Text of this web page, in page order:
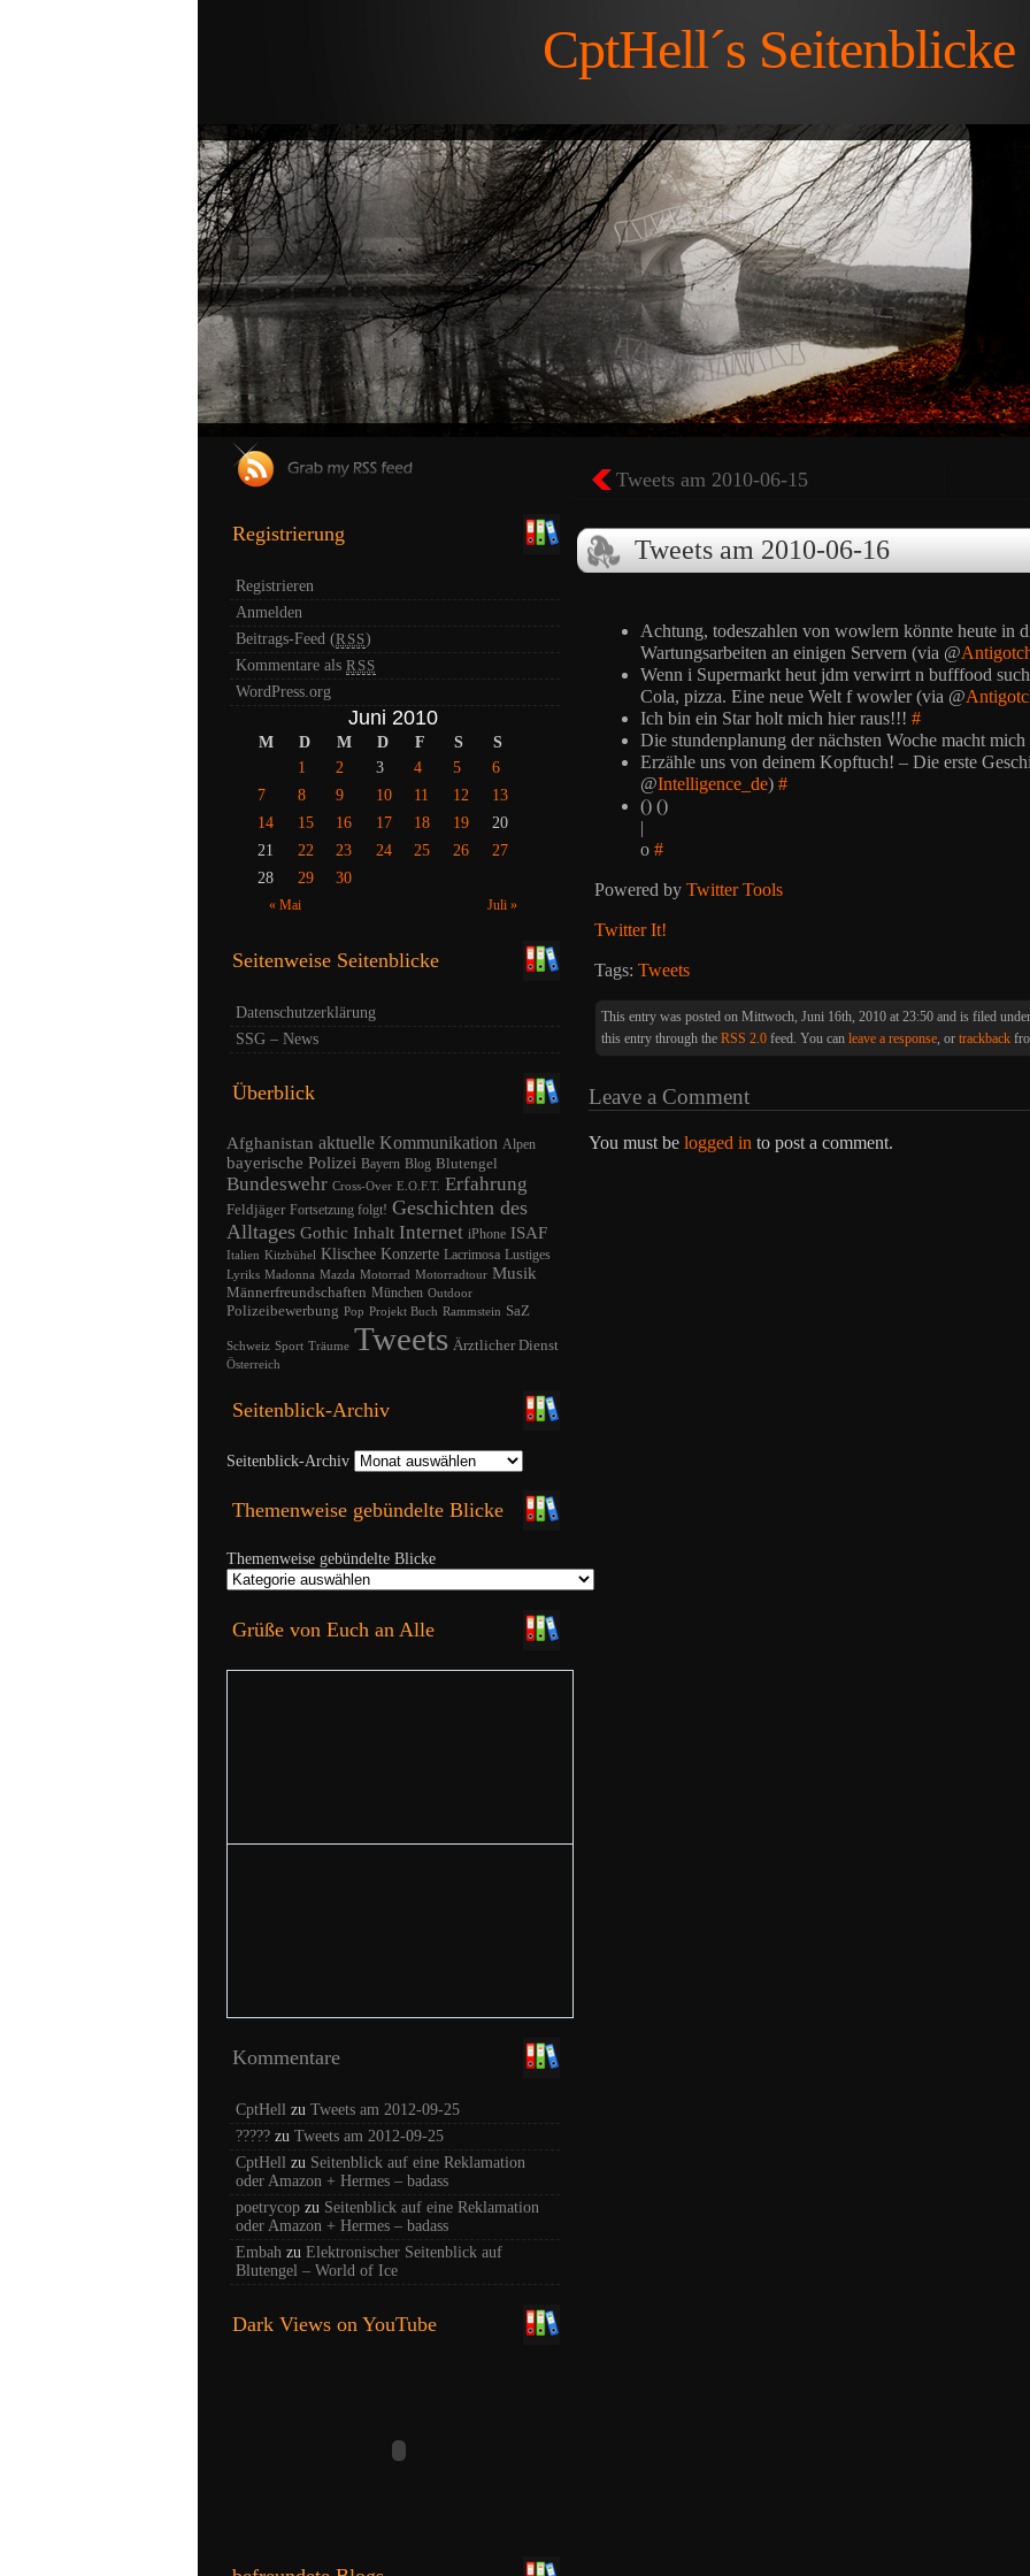
CptHell´s Seitenblicke
Registrierung
Registrieren
Anmelden
Beitrags-Feed (RSS)
Kommentare als RSS
WordPress.org
Juni 2010
M D M D F S S
« Mai Juli »
1 2 3 4 5
6
7
8 9 10 11 12
13
14
15 16 17 18 19
20
21
22 23 24 25 26
27
28
29 30
Seitenweise Seitenblicke
Datenschutzerklärung
SSG – News
Überblick
Afghanistan aktuelle Kommunikation Alpen
bayerische Polizei Bayern Blog Blutengel
Bundeswehr Cross-Over E.O.F.T. Erfahrung
Feldjäger Fortsetzung folgt! Geschichten des
Alltages Gothic Inhalt Internet iPhone ISAF
Italien Kitzbühel Klischee Konzerte Lacrimosa Lustiges
Lyriks Madonna Mazda Motorrad Motorradtour Musik
Männerfreundschaften München Outdoor
Polizeibewerbung Pop Projekt Buch Rammstein SaZ
Schweiz Sport Träume Tweets Ärztlicher Dienst
Österreich
Seitenblick-Archiv
Seitenblick-Archiv
Themenweise gebündelte Blicke
Themenweise gebündelte Blicke
Grüße von Euch an Alle
Kommentare
CptHell zu Tweets am 2012-09-25
????? zu Tweets am 2012-09-25
CptHell zu Seitenblick auf eine Reklamation
oder Amazon + Hermes – badass
poetrycop zu Seitenblick auf eine Reklamation
oder Amazon + Hermes – badass
Embah zu Elektronischer Seitenblick auf
Blutengel – World of Ice
Dark Views on YouTube
Tweets am 2010-06-15
Tweets am 2010-06-16
Achtung, todeszahlen von wowlern könnte heute in
Wartungsarbeiten an einigen Servern (via @
Wenn i Supermarkt heut jdm verwirrt n bufffood
Cola, pizza. Eine neue Welt f wowler (via @
Ich bin ein Star holt mich hier raus!!! #
Die stundenplanung der nächsten Woche macht
Erzähle uns von deinem Kopftuch! – Die erste
@Intelligence_de) #
() ()
|
o #
Powered by Twitter Tools
Twitter It!
Tags: Tweets
This entry was posted on Mittwoch, Juni 16th, 2010 at 23:50 and is filed under
this entry through the RSS 2.0 feed. You can leave a response, or trackback
Leave a Comment
You must be logged in to post a comment.